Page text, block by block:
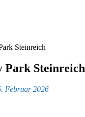
Steinreich
Park Steinreich
Februar 2026